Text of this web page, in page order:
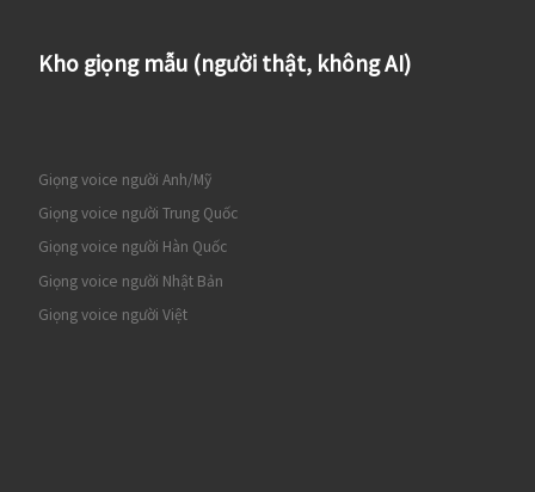
Kho giọng mẫu (người thật, không AI)
Giọng voice người Anh/Mỹ
Giọng voice người Trung Quốc
Giọng voice người Hàn Quốc
Giọng voice người Nhật Bản
Giọng voice người Việt